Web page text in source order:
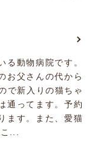
る動物病院です。
お父さんの代から
で新入りの猫ちゃ
通ってます。予約
ます。また、愛猫
...